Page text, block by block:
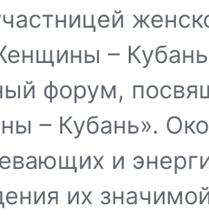
–
форум,
– Кубань».
и
их